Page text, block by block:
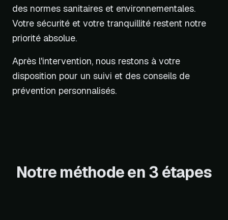
des normes sanitaires et environnementales.
Votre sécurité et votre tranquillité restent notre
priorité absolue.
Après l'intervention, nous restons à votre
disposition pour un suivi et des conseils de
prévention personnalisés.
Notre méthode en 3 étapes